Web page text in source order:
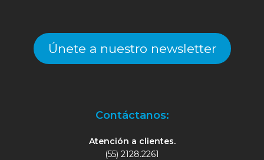
Únete a nuestro newsletter
Contáctanos:
Atención a clientes.
(55) 2128.2261